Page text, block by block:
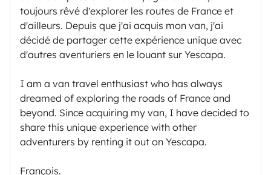
toujours rêvé d'explorer les routes de France et
d'ailleurs. Depuis que j'ai acquis mon van, j'ai
décidé de partager cette expérience unique avec
d'autres aventuriers en le louant sur Yescapa.
I am a van travel enthusiast who has always
dreamed of exploring the roads of France and
beyond. Since acquiring my van, I have decided to
share this unique experience with other
adventurers by renting it out on Yescapa.
François.